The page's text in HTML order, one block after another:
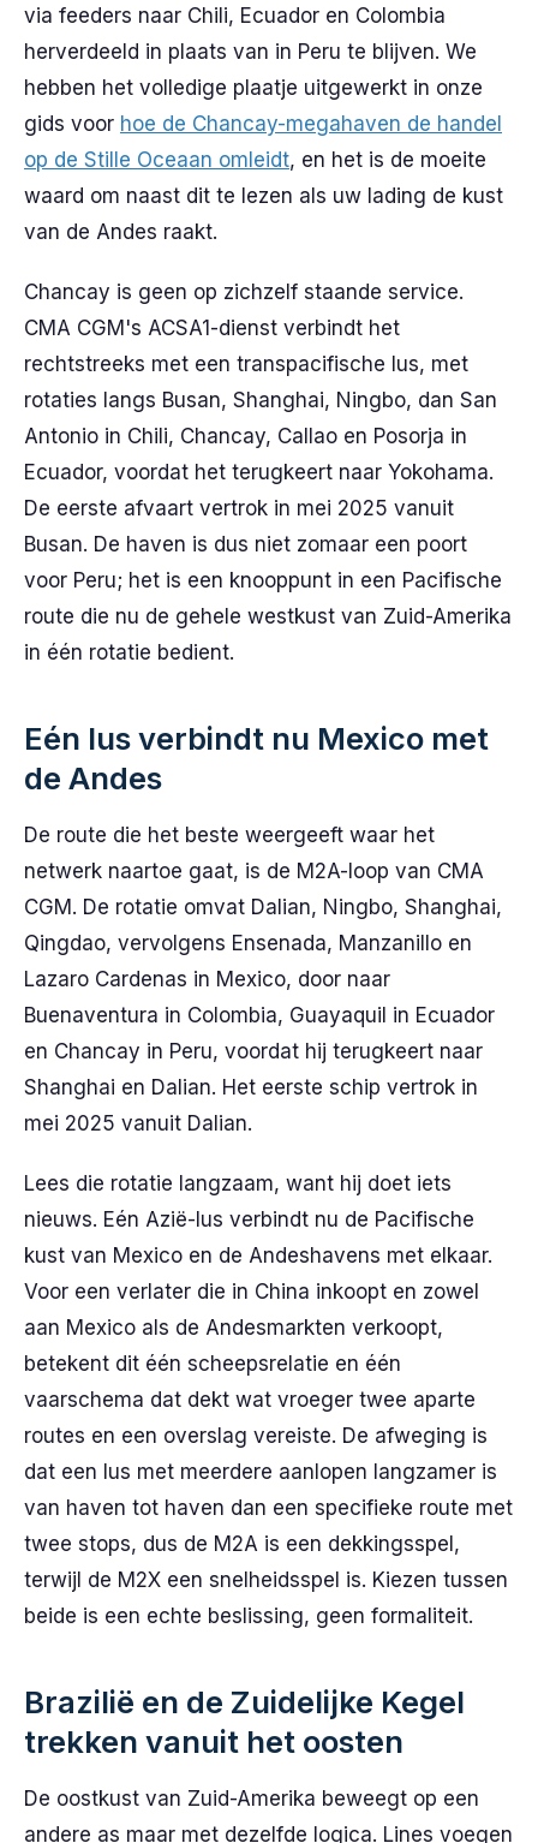
via feeders naar Chili, Ecuador en Colombia
herverdeeld in plaats van in Peru te blijven. We
hebben het volledige plaatje uitgewerkt in onze
gids voor hoe de Chancay-megahaven de handel
op de Stille Oceaan omleidt, en het is de moeite
waard om naast dit te lezen als uw lading de kust
van de Andes raakt.
Chancay is geen op zichzelf staande service.
CMA CGM's ACSA1-dienst verbindt het
rechtstreeks met een transpacifische lus, met
rotaties langs Busan, Shanghai, Ningbo, dan San
Antonio in Chili, Chancay, Callao en Posorja in
Ecuador, voordat het terugkeert naar Yokohama.
De eerste afvaart vertrok in mei 2025 vanuit
Busan. De haven is dus niet zomaar een poort
voor Peru; het is een knooppunt in een Pacifische
route die nu de gehele westkust van Zuid-Amerika
in één rotatie bedient.
Eén lus verbindt nu Mexico met
de Andes
De route die het beste weergeeft waar het
netwerk naartoe gaat, is de M2A-loop van CMA
CGM. De rotatie omvat Dalian, Ningbo, Shanghai,
Qingdao, vervolgens Ensenada, Manzanillo en
Lazaro Cardenas in Mexico, door naar
Buenaventura in Colombia, Guayaquil in Ecuador
en Chancay in Peru, voordat hij terugkeert naar
Shanghai en Dalian. Het eerste schip vertrok in
mei 2025 vanuit Dalian.
Lees die rotatie langzaam, want hij doet iets
nieuws. Eén Azië-lus verbindt nu de Pacifische
kust van Mexico en de Andeshavens met elkaar.
Voor een verlater die in China inkoopt en zowel
aan Mexico als de Andesmarkten verkoopt,
betekent dit één scheepsrelatie en één
vaarschema dat dekt wat vroeger twee aparte
routes en een overslag vereiste. De afweging is
dat een lus met meerdere aanlopen langzamer is
van haven tot haven dan een specifieke route met
twee stops, dus de M2A is een dekkingsspel,
terwijl de M2X een snelheidsspel is. Kiezen tussen
beide is een echte beslissing, geen formaliteit.
Brazilië en de Zuidelijke Kegel
trekken vanuit het oosten
De oostkust van Zuid-Amerika beweegt op een
andere as maar met dezelfde logica. Lines voegen